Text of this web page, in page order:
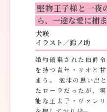
コミッ
堅物王子様と一夜
ら、一途な愛に捕
犬咲
イラスト／鈴ノ助
婚約破棄された伯爵
を持つ青年・リオと
まう。 泡沫の思い出
たローラだったが、
能な王太子・ヴァレ